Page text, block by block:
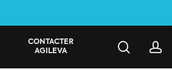
CONTACTER
AGILEVA
search